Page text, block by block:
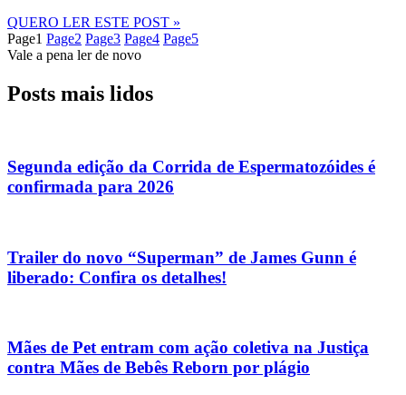
QUERO LER ESTE POST »
Page1 Page2 Page3 Page4 Page5
Vale a pena ler de novo
Posts mais lidos
Segunda edição da Corrida de Espermatozóides é
confirmada para 2026
Trailer do novo “Superman” de James Gunn é
liberado: Confira os detalhes!
Mães de Pet entram com ação coletiva na Justiça
contra Mães de Bebês Reborn por plágio